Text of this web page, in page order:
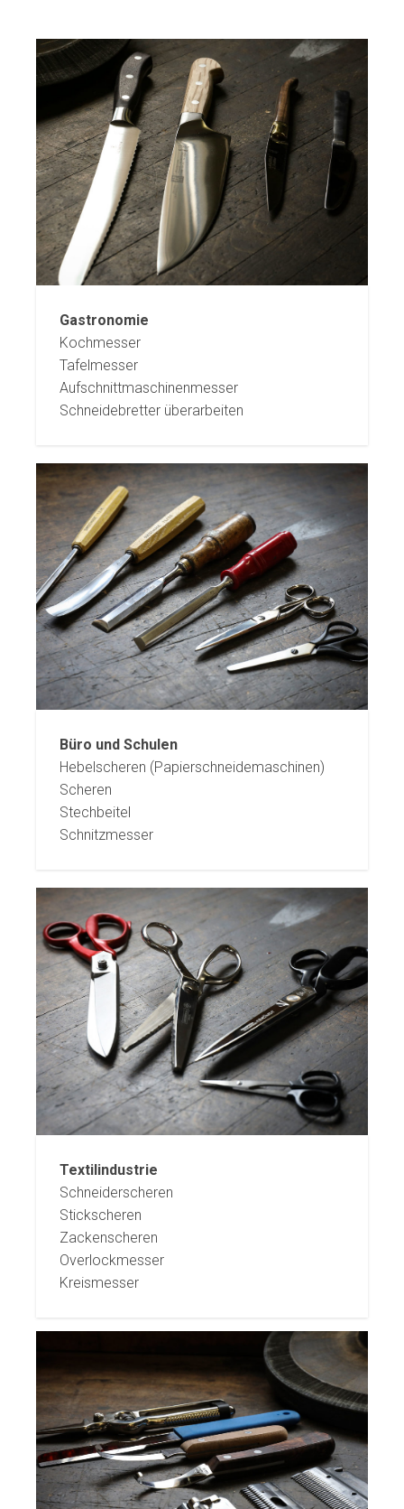
Gastronomie
Kochmesser
Tafelmesser
Aufschnittmaschinenmesser
Schneidebretter überarbeiten
Büro und Schulen
Hebelscheren (Papierschneidemaschinen)
Scheren
Stechbeitel
Schnitzmesser
Textilindustrie
Schneiderscheren
Stickscheren
Zackenscheren
Overlockmesser
Kreismesser